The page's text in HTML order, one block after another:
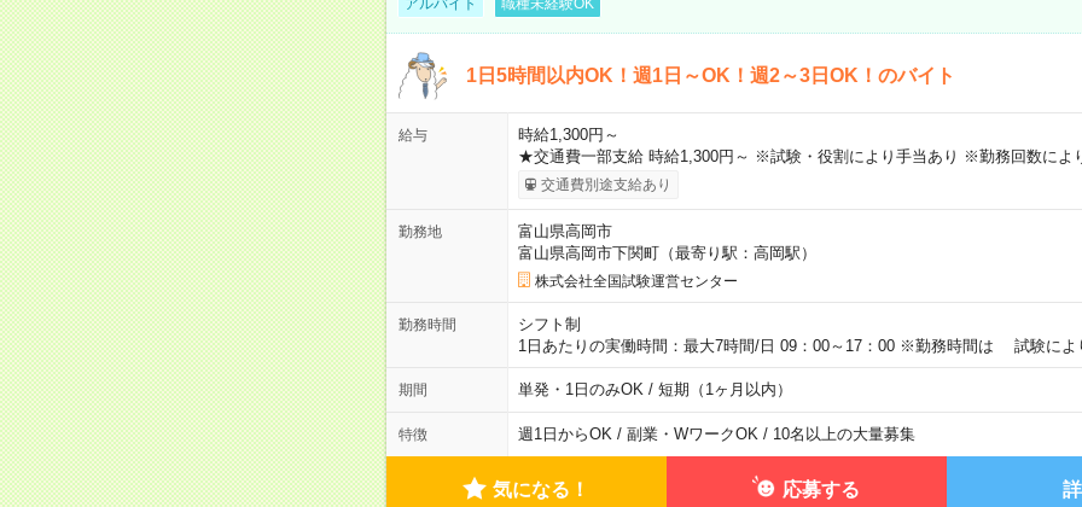
1日5時間以内OK！週1日～OK！週2～3日OK！のバイト
給与
時給1,300円～
★交通費一部支給 時給1,300円～ ※試験・役割により手当あり ※勤務回数によ
交通費別途支給あり
勤務地
富山県高岡市
富山県高岡市下関町（最寄り駅：高岡駅）
株式会社全国試験運営センター
勤務時間
シフト制
1日あたりの実働時間：最大7時間/日 09：00～17：00 ※勤務時間は 試験によ
期間 単発・1日のみOK / 短期（1ヶ月以内）
特徴 週1日からOK / 副業・WワークOK / 10名以上の大量募集
気になる！ 応募する